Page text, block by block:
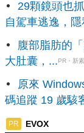
29顆鏡頭也
自駕車逃逸，
腹部脂肪的
大肚囊，... PR・新
原來
碼追蹤 19 歲駭
PR EVOX